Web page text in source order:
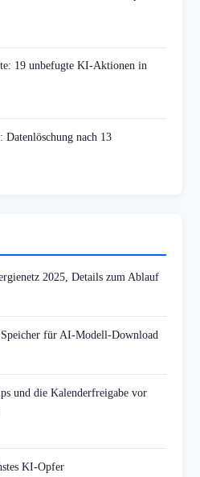
19 unbefugte KI-Aktionen in
Datenlöschung nach 13
2025, Details zum Ablauf
für AI-Modell-Download
und die Kalenderfreigabe vor
KI-Opfer